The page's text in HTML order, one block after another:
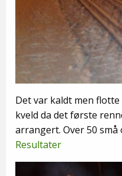
Det var kaldt men
kveld da det første
arrangert. Over 50
Resultater